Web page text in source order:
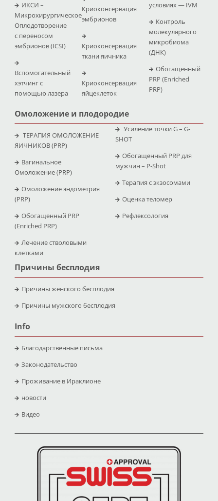
ИКСИ –
Микрохирургическое
Оплодотворение
с переносом
эмбрионов (ICSI)
Вспомогательный
хэтчинг с
помощью лазера
Криоконсервация
эмбрионов
Криоконсервация
ткани яичника
Криоконсервация
яйцеклеток
условиях — IVM
Контроль
молекулярного
микробиома
(ДНК)
Обогащенный
PRP (Enriched
PRP)
Омоложение и плодородие
ТЕРАПИЯ ОМОЛОЖЕНИЕ
ЯИЧНИКОВ (PRP)
Вагинальное
Омоложение (PRP)
Омоложение эндометрия
(PRP)
Обогащенный PRP
(Enriched PRP)
Лечение стволовыми
клетками
Усиление точки G – G-
SHOT
Обогащенный PRP для
мужчин – P-Shot
Терапия с экзосомами
Оценка теломер
Рефлексология
Причины бесплодия
Причины женского бесплодия
Причины мужского бесплодия
Info
Благодарственные письма
Законодательство
Проживание в Ираклионе
новости
Видео